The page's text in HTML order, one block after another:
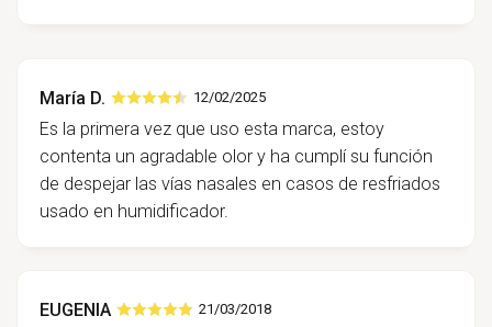
María D. 12/02/2025
Es la primera vez que uso esta marca, estoy
contenta un agradable olor y ha cumplí su función
de despejar las vías nasales en casos de resfriados
usado en humidificador.
EUGENIA 21/03/2018